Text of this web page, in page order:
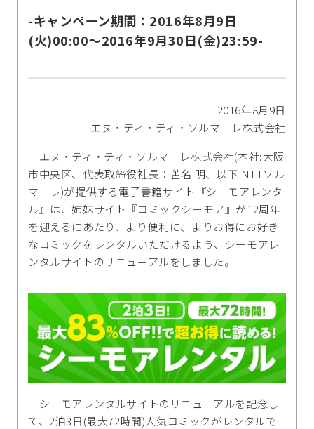
-キャンペーン期間：2016年8月9日
(火)00:00～2016年9月30日(金)23:59-
2016年8月9日
エヌ・ティ・ティ・ソルマーレ株式会社
エヌ・ティ・ティ・ソルマーレ株式会社(本社:大阪
市中央区、代表取締役社長：苫名 明、以下 NTTソル
マーレ)が提供する電子書籍サイト『シーモアレンタ
ル』は、姉妹サイト『コミックシーモア』が12周年
を迎えるにあたり、より便利に、よりお得にお好き
なコミックをレンタルいただけるよう、シーモアレ
ンタルサイトのリニューアルをしました。
シーモアレンタルサイトのリニューアルを記念し
て、2泊3日(最大72時間)人気コミックがレンタルで